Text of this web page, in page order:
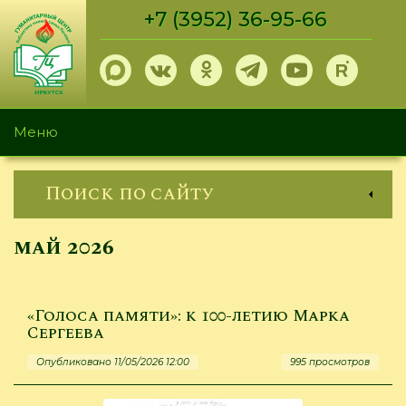
Перейти
основному
содержанию
+7 (3952) 36-95-66
Меню
Поиск по сайту
май 2026
«Голоса памяти»: к 100-летию Марка
Сергеева
Опубликовано 11/05/2026 12:00 995 просмотров